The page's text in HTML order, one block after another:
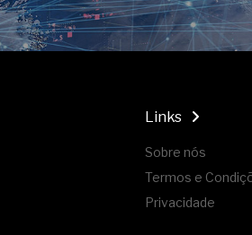
Links
Sobre nós
Termos e
Privacidade